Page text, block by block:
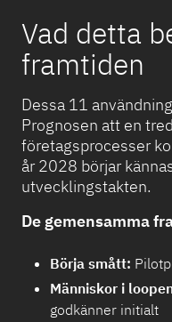
Vad detta
framtiden
Dessa 11
Prognosen att en
företagsprocesser
år 2028 börjar
utvecklingstakten.
De gemensamma
Börja smått:
Människor i
godkänner initialt